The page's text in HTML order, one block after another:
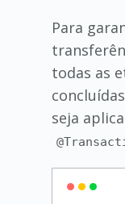
Para
todas as
seja